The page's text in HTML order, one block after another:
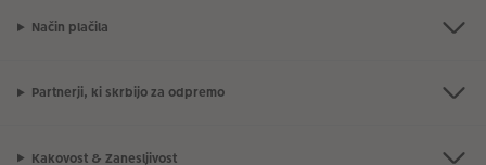
Način plačila
Partnerji, ki skrbijo za odpremo
Kakovost & Zanesljivost